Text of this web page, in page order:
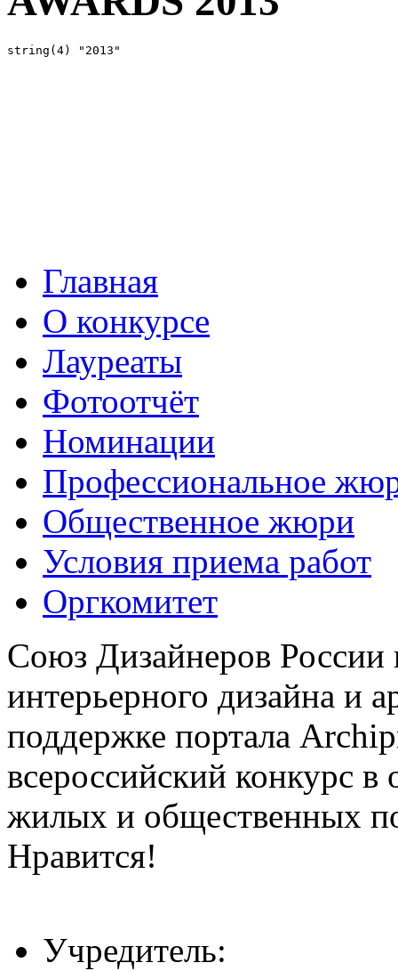
Главная
О конкурсе
Лауреаты
Фотоотчёт
Номинации
Профессиональное
Общественное жюри
Условия приема работ
Оргкомитет
Союз Дизайнеров России
интерьерного дизайна и
поддержке портала
всероссийский конкурс в
жилых и общественных
Нравится!
Учредитель: